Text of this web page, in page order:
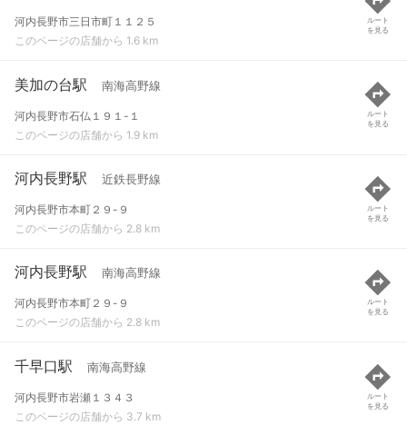
河内長野市三日市町１１２５
このページの店舗から 1.6 km
ルート
を見る
美加の台駅 南海高野線
河内長野市石仏１９１-１
このページの店舗から 1.9 km
ルート
を見る
河内長野駅 近鉄長野線
河内長野市本町２９-９
このページの店舗から 2.8 km
ルート
を見る
河内長野駅 南海高野線
河内長野市本町２９-９
このページの店舗から 2.8 km
ルート
を見る
千早口駅 南海高野線
河内長野市岩瀬１３４３
このページの店舗から 3.7 km
ルート
を見る